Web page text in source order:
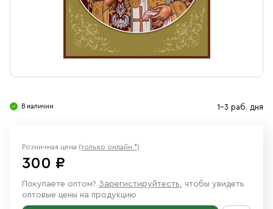
Ювелирные изделия
В наличии 1-3 раб. дня
Розничная цена (только онлайн *)
300 ₽
Покупаете оптом? Зарегистируйтесть, чтобы увидеть
оптовые цены на продукцию